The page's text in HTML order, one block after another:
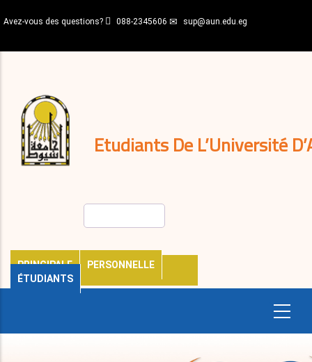
au
principal
Avez-vous des questions? 088-2345606 sup@aun.edu.eg
Etudiants De L’Université
PRINCIPALE
PERSONNELLE
ÉTUDIANTS
décisions
Expatriés
Journal